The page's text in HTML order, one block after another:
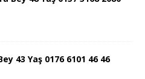
43 Yaş 0176 6101 46 46